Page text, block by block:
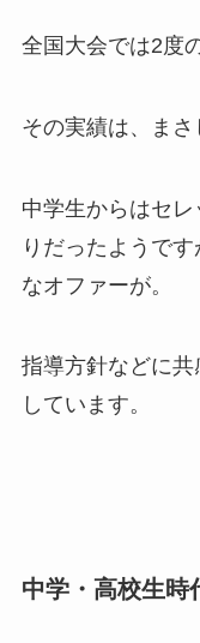
全国大会では2度
その実績は、まさ
中学生からはセ
りだったようで
なオファーが。
指導方針などに
しています。
中学・高校生時